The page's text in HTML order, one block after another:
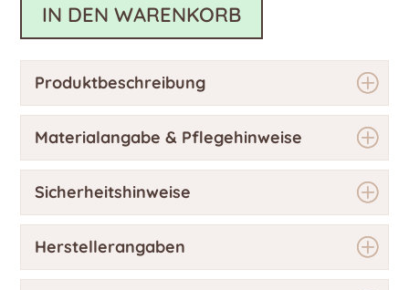
IN DEN WARENKORB
Produktbeschreibung
Materialangabe & Pflegehinweise
Sicherheitshinweise
Herstellerangaben